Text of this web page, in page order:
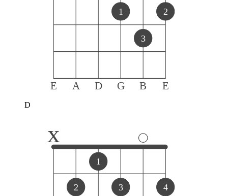
E A D G B E
1
3
2
D
x
2
1
3 4